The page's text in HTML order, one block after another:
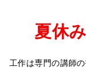
夏休
工作は専門の講師